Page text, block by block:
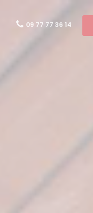
09 77 77 36 14